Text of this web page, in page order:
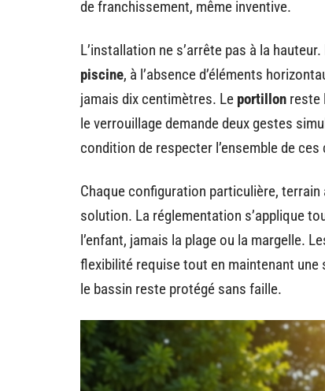
de franchissement, même inventive.
L’installation ne s’arrête pas à la
piscine, à l’absence d’éléments
jamais dix centimètres. Le portillon reste
le verrouillage demande deux gestes
condition de respecter l’ensemble de
Chaque configuration particulière,
solution. La réglementation s’applique
l’enfant, jamais la plage ou la margelle.
flexibilité requise tout en maintenant une
le bassin reste protégé sans faille.